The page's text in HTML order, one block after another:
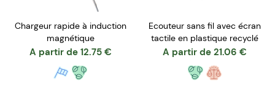
Chargeur rapide à induction
magnétique
A partir de 12.75 €
Ecouteur sans fil avec écran
tactile en plastique recyclé
A partir de 21.06 €